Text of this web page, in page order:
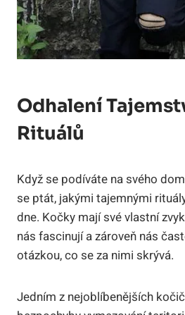
Odhalení
Rituálů
Když se podíváte na svého
se ptát, jakými tajemnými
dne. Kočky mají své vlastní
nás fascinují a zároveň nás
otázkou, co se za nimi skrývá.
Jedním z nejoblíbenějších